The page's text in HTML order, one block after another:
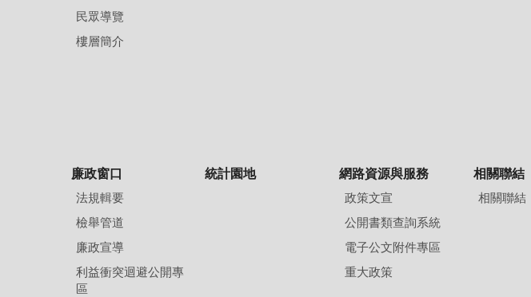
民眾導覽
樓層簡介
廉政窗口
法規輯要
檢舉管道
廉政宣導
利益衝突迴避公開專
區
統計園地 網路資源與服務
政策文宣
公開書類查詢系統
電子公文附件專區
重大政策
相關聯結
相關聯結